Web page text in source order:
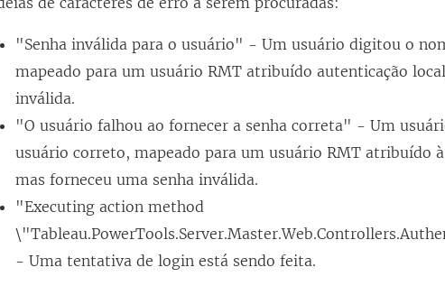
"Senha inválida para o usuário" - Um usuário digitou o
mapeado para um usuário RMT atribuído autenticação
inválida.
"O usuário falhou ao fornecer a senha correta" - Um
usuário correto, mapeado para um usuário RMT atribuído
mas forneceu uma senha inválida.
"Executing action method
- Uma tentativa de login está sendo feita.